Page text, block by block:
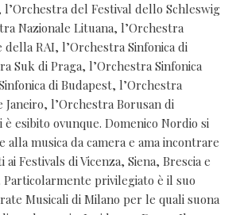
l’Orchestra del Festival dello Schleswig
Nazionale Lituana, l’Orchestra
della RAI, l’Orchestra Sinfonica di
Suk di Praga, l’Orchestra Sinfonica
di Budapest, l’Orchestra
Janeiro, l’Orchestra Borusan di
esibito ovunque. Domenico Nordio si
alla musica da camera e ama incontrare
Festivals di Vicenza, Siena, Brescia e
Particolarmente privilegiato è il suo
Musicali di Milano per le quali suona